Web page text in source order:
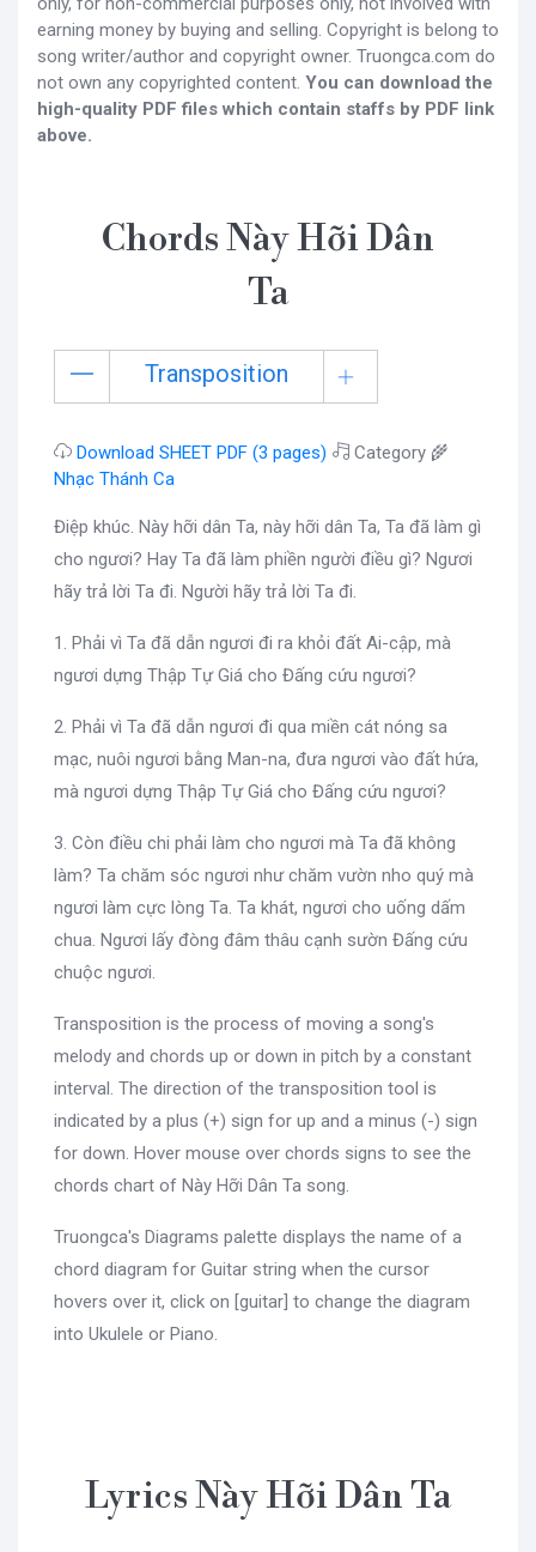
earning money by buying and selling. Copyright is belong to
song writer/author and copyright owner. Truongca.com do
not own any copyrighted content. You can download the
high-quality PDF files which contain staffs by PDF link
above.
Chords Này Hỡi Dân
Ta
Transposition
Download SHEET PDF (3 pages)
Category 🌾
Nhạc Thánh Ca
Điệp khúc. Này hỡi dân Ta, này hỡi dân Ta, Ta đã làm gì
cho ngươi? Hay Ta đã làm phiền người điều gì? Ngươi
hãy trả lời Ta đi. Người hãy trả lời Ta đi.
1. Phải vì Ta đã dẫn ngươi đi ra khỏi đất Ai-cập, mà
ngươi dựng Thập Tự Giá cho Đấng cứu ngươi?
2. Phải vì Ta đã dẫn ngươi đi qua miền cát nóng sa
mạc, nuôi ngươi bằng Man-na, đưa ngươi vào đất hứa,
mà ngươi dựng Thập Tự Giá cho Đấng cứu ngươi?
3. Còn điều chi phải làm cho ngươi mà Ta đã không
làm? Ta chăm sóc ngươi như chăm vườn nho quý mà
ngươi làm cực lòng Ta. Ta khát, ngươi cho uống dấm
chua. Ngươi lấy đòng đâm thâu cạnh sườn Đấng cứu
chuộc ngươi.
Transposition is the process of moving a song's
melody and chords up or down in pitch by a constant
interval. The direction of the transposition tool is
indicated by a plus (+) sign for up and a minus (-) sign
for down. Hover mouse over chords signs to see the
chords chart of Này Hỡi Dân Ta song.
Truongca's Diagrams palette displays the name of a
chord diagram for Guitar string when the cursor
hovers over it, click on [guitar] to change the diagram
into Ukulele or Piano.
Lyrics Này Hỡi Dân Ta